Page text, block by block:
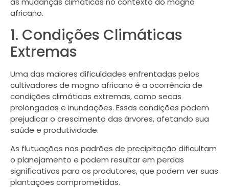
africano.
1. Condições Climáticas
Extremas
Uma das maiores dificuldades enfrentadas pelos
cultivadores de mogno africano é a ocorrência de
condições climáticas extremas, como secas
prolongadas e inundações. Essas condições podem
prejudicar o crescimento das árvores, afetando sua
saúde e produtividade.
As flutuações nos padrões de precipitação dificultam
o planejamento e podem resultar em perdas
significativas para os produtores, que podem ver suas
plantações comprometidas.